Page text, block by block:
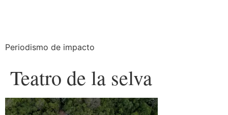
Periodismo de impacto
Teatro de la selva